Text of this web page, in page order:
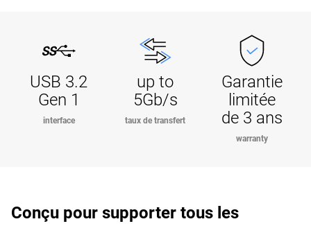
USB 3.2
Gen 1
interface
up to
5Gb/s
taux de transfert
Garantie
limitée
de 3 ans
warranty
Conçu pour supporter tous les